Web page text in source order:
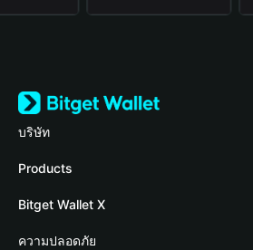
บริษัท
เกี่ยวกับ Bitget Wallet
Blog
Academy
Products
Crypto Card
Stablecoin Earn
Bitget Wallet X
นักพัฒนา
ความปลอดภัย